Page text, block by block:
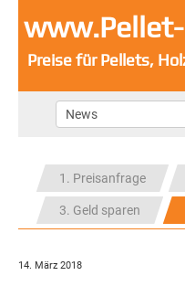
Preise für Pellets,
1. Preisanfrage
3. Geld sparen
14. März 2018